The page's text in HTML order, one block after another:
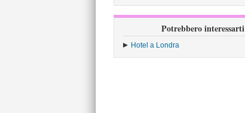
Potrebbero interessarti
Hotel a Londra